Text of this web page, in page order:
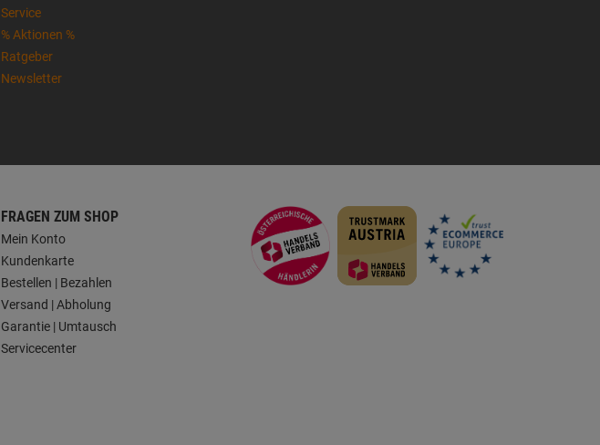
Service
% Aktionen %
Ratgeber
Newsletter
FRAGEN ZUM SHOP
Mein Konto
Kundenkarte
Bestellen | Bezahlen
Versand | Abholung
Garantie | Umtausch
Servicecenter